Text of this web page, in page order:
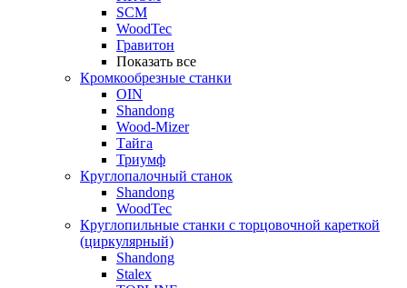
SCM
WoodTec
Гравитон
Показать все
Кромкообрезные станки
OIN
Shandong
Wood-Mizer
Тайга
Триумф
Круглопалочный станок
Shandong
WoodTec
Круглопильные станки с торцовочной кареткой
(циркулярный)
Shandong
Stalex